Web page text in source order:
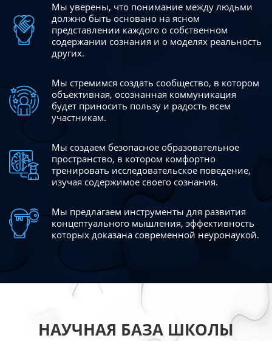
Мы уверены, что понимание между людьми
должно быть основано на ясном
представлении каждого о собственном
содержании сознания и о моделях реальность
других.
Мы стремимся создать сообщество, в котором
объективная, осознанная коммуникация
будет приносить пользу и радость всем
участникам.
Мы создаем безопасное образовательное
пространство, в котором комфортно
тренировать исследовательское поведение,
изучая содержимое своего сознания.
Мы предлагаем инструменты для развития
концептуального мышления, эффективность
которых доказана современной неуронаукой.
НАУЧНАЯ БАЗА ШКОЛЫ